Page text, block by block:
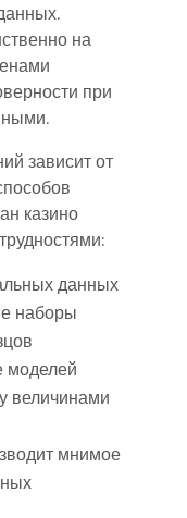
на
при
зависит от
казино
данных
наборы
моделей
величинами
мнимое